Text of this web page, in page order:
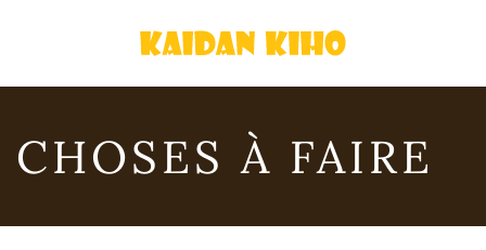
au
principal
CHOSES À FAIRE